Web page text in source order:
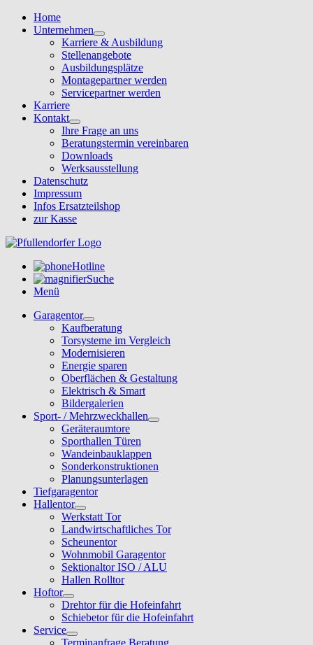
Home
Unternehmen
Karriere & Ausbildung
Stellenangebote
Ausbildungsplätze
Montagepartner werden
Servicepartner werden
Karriere
Kontakt
Ihre Frage an uns
Beratungstermin vereinbaren
Downloads
Werksausstellung
Datenschutz
Impressum
Infos Ersatzteilshop
zur Kasse
Hotline
Suche
Menü
Garagentor
Kaufberatung
Torsysteme im Vergleich
Modernisieren
Energie sparen
Oberflächen & Gestaltung
Elektrisch & Smart
Bildergalerien
Sport- / Mehrzweckhallen
Geräteraumtore
Sporthallen Türen
Wandeinbauklappen
Sonderkonstruktionen
Planungsunterlagen
Tiefgaragentor
Hallentor
Werkstatt Tor
Landwirtschaftliches Tor
Scheunentor
Wohnmobil Garagentor
Sektionaltor ISO / ALU
Hallen Rolltor
Hoftor
Drehtor für die Hofeinfahrt
Schiebetor für die Hofeinfahrt
Service
Terminanfrage Beratung